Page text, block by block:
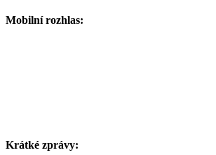
Mobilní rozhlas:
Krátké zprávy: